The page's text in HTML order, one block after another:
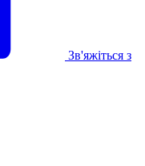
Зв'яжіться з